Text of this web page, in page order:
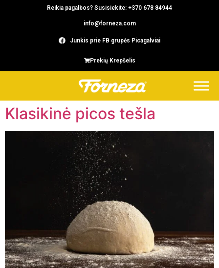
Reikia pagalbos? Susisiekite: +370 678 84944
info@forneza.com
Junkis prie FB grupės Picagalviai
Prekių Krepšelis
Klasikinė picos tešla